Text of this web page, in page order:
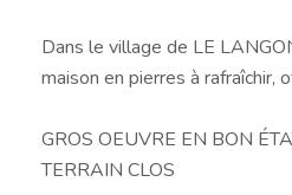
Dans le village de LE
maison en pierres à rafraîchir,
GROS OEUVRE EN BON
TERRAIN CLOS